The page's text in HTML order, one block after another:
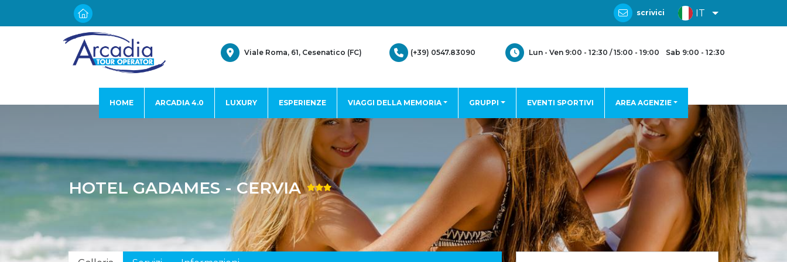
scrivici IT
Viale Roma, 61, Cesenatico (FC) (+39) 0547.83090 Lun - Ven 9:00 - 12:30 / 15:00 - 19:00 Sab 9:00 - 12:30
HOME ARCADIA 4.0 LUXURY ESPERIENZE VIAGGI DELLA MEMORIA GRUPPI EVENTI SPORTIVI AREA AGENZIE
HOTEL GADAMES - CERVIA